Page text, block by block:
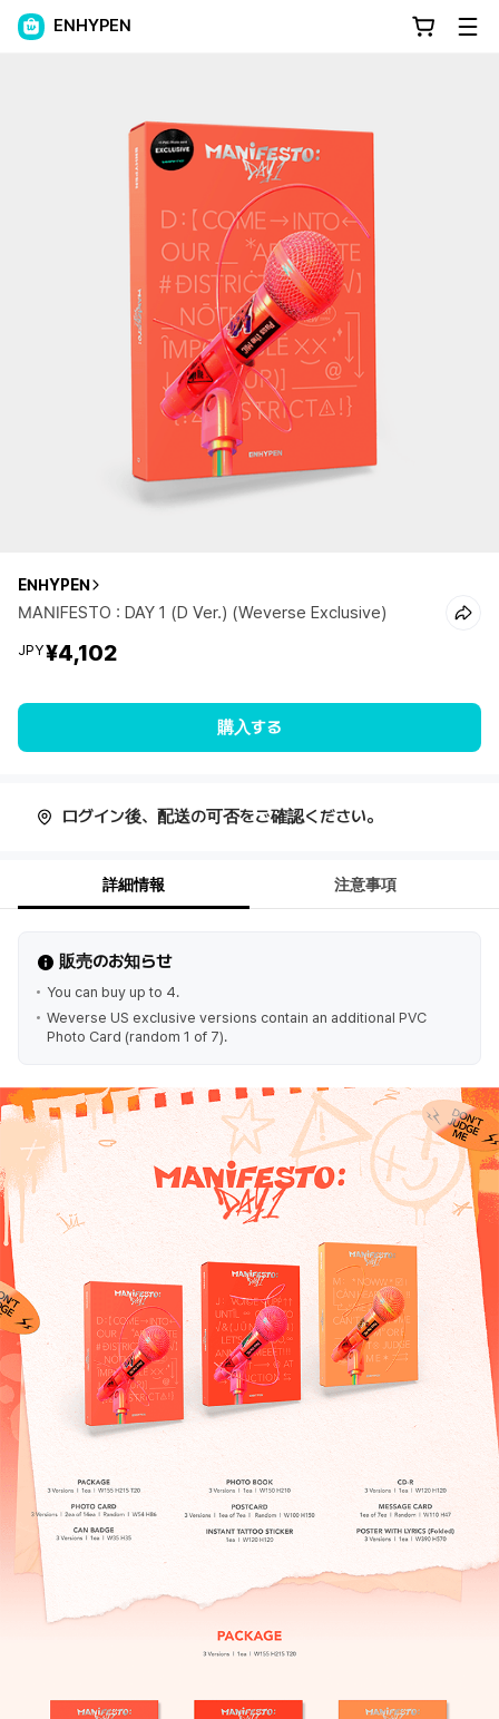
ENHYPEN
ENHYPEN
MANIFESTO : DAY 1 (D Ver.) (Weverse Exclusive)
JPY¥4,102
購入する
ログイン後、配送の可否をご確認ください。
詳細情報 注意事項
販売のお知らせ
You can buy up to 4.
Weverse US exclusive versions contain an additional PVC
Photo Card (random 1 of 7).